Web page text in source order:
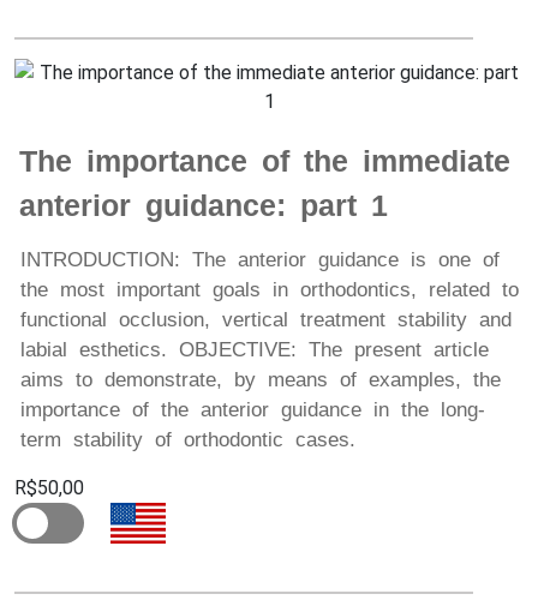
The importance of the immediate
anterior guidance: part 1
INTRODUCTION: The anterior guidance is one of
the most important goals in orthodontics, related to
functional occlusion, vertical treatment stability and
labial esthetics. OBJECTIVE: The present article
aims to demonstrate, by means of examples, the
importance of the anterior guidance in the long-
term stability of orthodontic cases.
R$50,00